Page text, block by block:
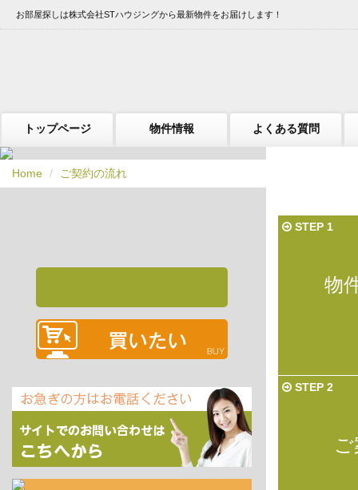
お部屋探しは株式会社STハウジングから最新物件をお届けします！
トップページ 物件情報 よくある質問
Home ご契約の流れ
STEP 1
物
STEP 2